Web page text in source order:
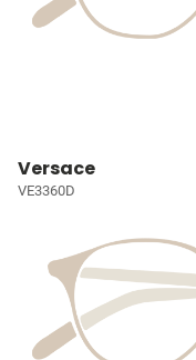
Versace
VE3360D